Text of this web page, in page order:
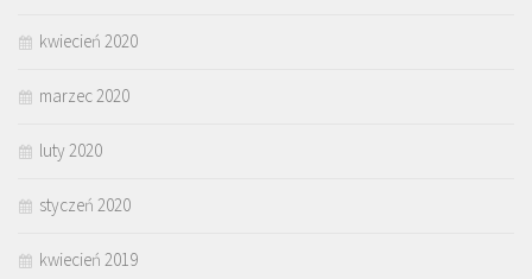
kwiecień 2020
marzec 2020
luty 2020
styczeń 2020
kwiecień 2019